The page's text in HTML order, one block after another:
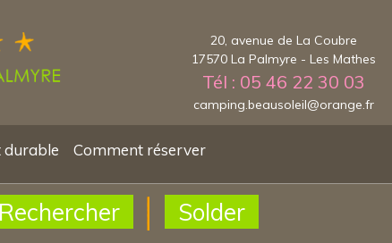
Rechercher Solder
20, avenue de La Coubre
17570 La Palmyre - Les Mathes
Tél : 05 46 22 30 03
camping.beausoleil@orange.fr
durable Comment réserver